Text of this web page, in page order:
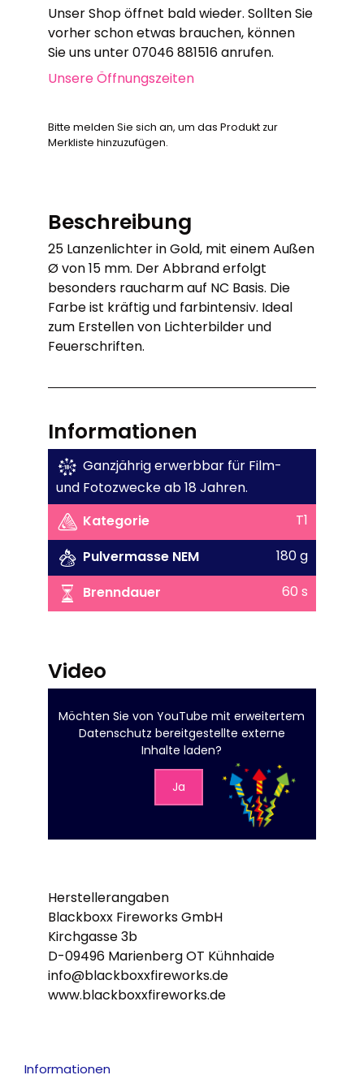
Unser Shop öffnet bald wieder. Sollten Sie
vorher schon etwas brauchen, können
Sie uns unter 07046 881516 anrufen.
Unsere Öffnungszeiten
Bitte melden Sie sich an, um das Produkt zur
Merkliste hinzuzufügen.
Beschreibung
25 Lanzenlichter in Gold, mit einem Außen
Ø von 15 mm. Der Abbrand erfolgt
besonders raucharm auf NC Basis. Die
Farbe ist kräftig und farbintensiv. Ideal
zum Erstellen von Lichterbilder und
Feuerschriften.
Informationen
Ganzjährig erwerbbar für Film-
und Fotozwecke ab 18 Jahren.
Kategorie
T1
Pulvermasse NEM
180 g
Brenndauer
60 s
Video
Möchten Sie vonYouTube mit erweitertem
Datenschutz bereitgestellte externe
Inhalte laden?
Ja
Herstellerangaben
Blackboxx Fireworks GmbH
Kirchgasse 3b
D-09496 Marienberg OT Kühnhaide
info@blackboxxfireworks.de
www.blackboxxfireworks.de
Informationen